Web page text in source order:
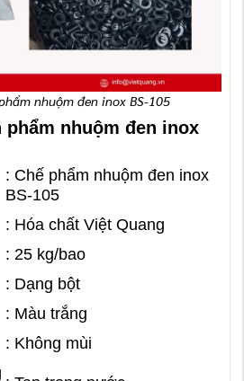
nhuộm đen inox BS-105
phẩm nhuộm đen inox
: Chế phẩm nhuộm đen inox
BS-105
: Hóa chất Việt Quang
: 25 kg/bao
: Dạng bột
: Màu trắng
: Không mùi